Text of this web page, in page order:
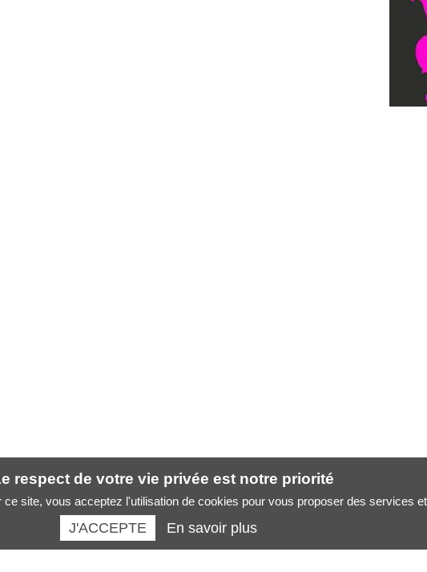
respect de votre vie privée est notre priorité
site, vous acceptez l'utilisation de cookies pour vous proposer des services
J'ACCEPTE En savoir plus